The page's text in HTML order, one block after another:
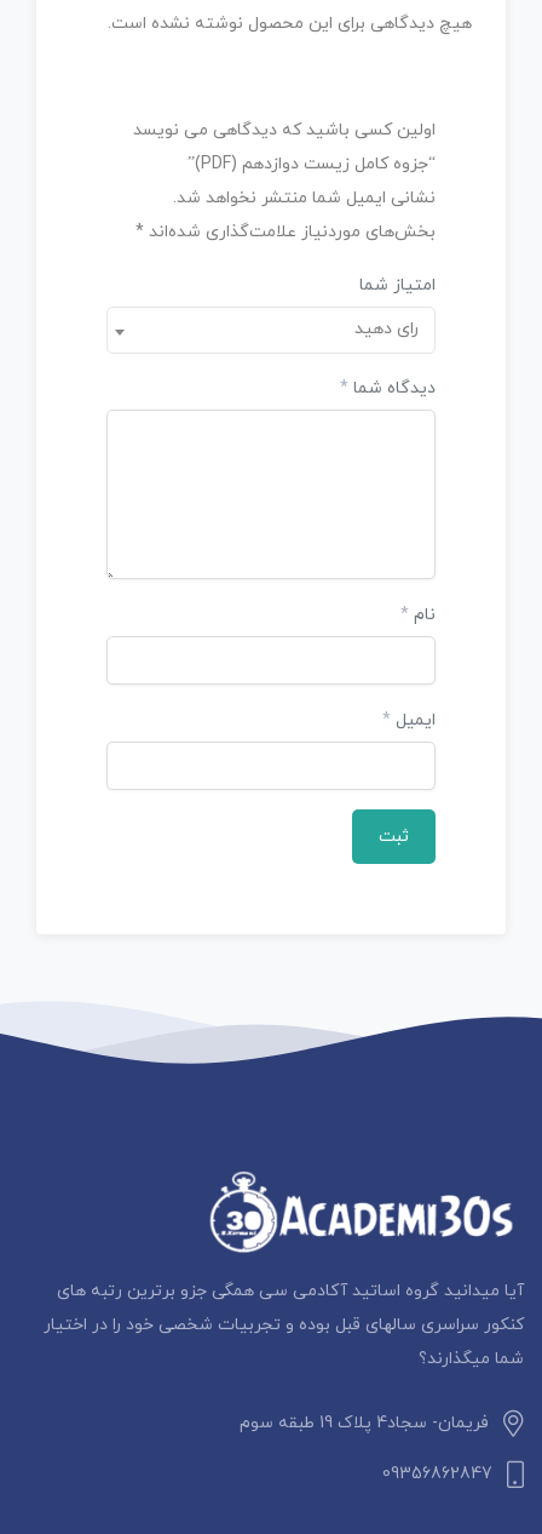
هیچ دیدگاهی برای این محصول نوشته نشده است.
اولین کسی باشید که دیدگاهی می نویسد
“جزوه کامل زیست دوازدهم (PDF)”
نشانی ایمیل شما منتشر نخواهد شد.
بخش‌های موردنیاز علامت‌گذاری شده‌اند *
امتیاز شما
رای دهید
دیدگاه شما *
نام *
ایمیل *
آیا میدانید گروه اساتید آکادمی سی همگی جزو برترین رتبه های
کنکور سراسری سالهای قبل بوده و تجربیات شخصی خود را در اختیار
شما میگذارند؟
فریمان- سجاد4 پلاک 19 طبقه سوم
09356862847